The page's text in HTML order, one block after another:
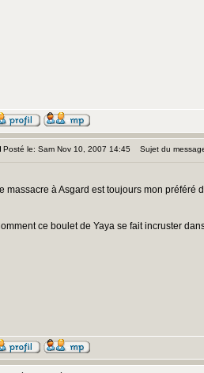
Posté le: Sam Nov 10, 2007 14:45 Sujet du
massacre à Asgard est toujours mon
ce boulet de Yaya se fait incruster